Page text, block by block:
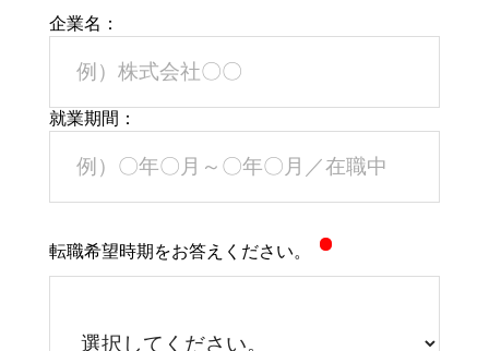
企業名：
就業期間：
転職希望時期をお答えください。